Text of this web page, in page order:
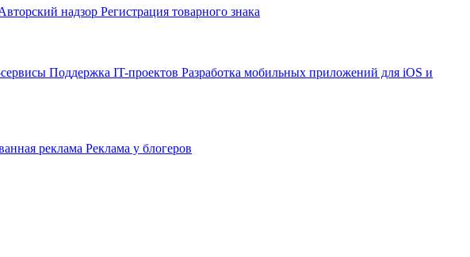
надзор Регистрация товарного знака
Поддержка IT-проектов Разработка мобильных приложений для iOS и
реклама Реклама у блогеров